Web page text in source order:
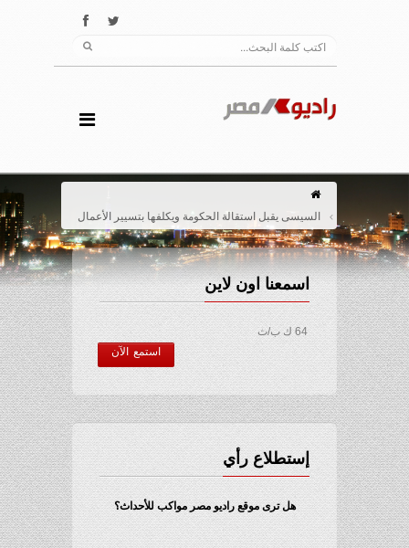
السيسى يقبل استقالة الحكومة ويكلفها بتسيير الأعمال
اسمعنا اون لاين
64 ك ب/ث
استمع الآن
إستطلاع رأي
هل ترى موقع راديو مصر مواكب للأحداث؟